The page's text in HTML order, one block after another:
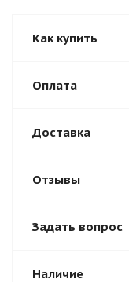
Как купить
Оплата
Доставка
Отзывы
Задать вопрос
Наличие